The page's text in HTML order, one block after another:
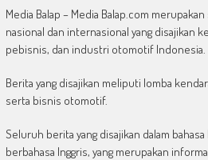
Media Balap – Media Balap.com
nasional dan internasional yang disajikan
pebisnis, dan industri otomotif Indonesia.
Berita yang disajikan meliputi lomba
serta bisnis otomotif.
Seluruh berita yang disajikan dalam
berbahasa Inggris, yang merupakan